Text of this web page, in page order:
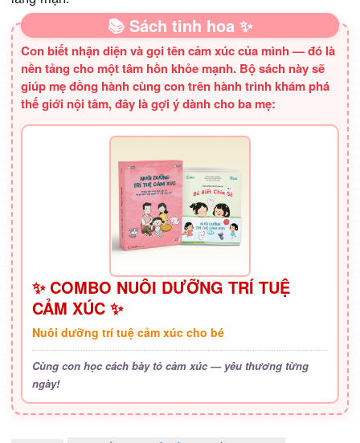
📚 Sách tinh hoa ✨
Con biết nhận diện và gọi tên cảm xúc của mình — đó là
nền tảng cho một tâm hồn khỏe mạnh. Bộ sách này sẽ
giúp mẹ đồng hành cùng con trên hành trình khám phá
thế giới nội tâm, đây là gợi ý dành cho ba mẹ:
✨ COMBO NUÔI DƯỠNG TRÍ TUỆ
CẢM XÚC ✨
Nuôi dưỡng trí tuệ cảm xúc cho bé
Cùng con học cách bày tỏ cảm xúc — yêu thương từng
ngày!